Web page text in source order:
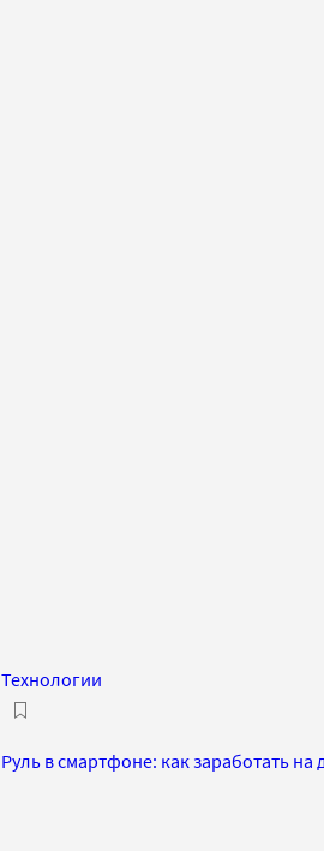
Технологии
Руль в смартфоне: как заработать